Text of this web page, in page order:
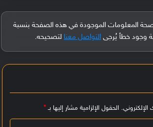
المعلومات الموجودة في هذه الصفحة بنسبة
التواصل معنا لتصحيحه.
الحقول الإلزامية مشار إليها بـ*